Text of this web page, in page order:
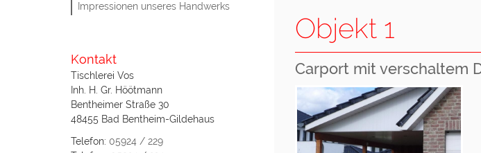
Impressionen unseres Handwerks
Kontakt
Tischlerei Vos
Inh. H. Gr. Höötmann
Bentheimer Straße 30
48455 Bad Bentheim-Gildehaus
Telefon: 05924 / 229
Objekt 1
Carport mit verschaltem